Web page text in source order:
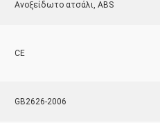
Ανοξείδωτο ατσάλι, ABS
CE
GB2626-2006